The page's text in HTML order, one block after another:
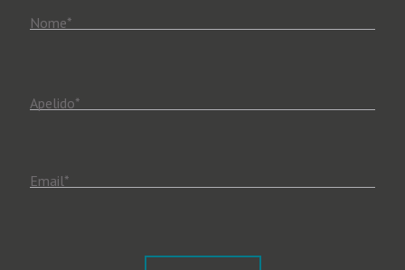
Nome*
Apelido*
Email*